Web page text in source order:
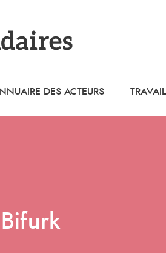
DES ACTEURS